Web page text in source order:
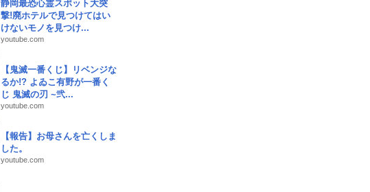
静岡最恐心霊スポット大突
撃!廃ホテルで見つけてはい
けないモノを見つけ...
youtube.com
【鬼滅一番くじ】リベンジな
るか!? よゐこ有野が一番く
じ 鬼滅の刃 ~弐...
youtube.com
【報告】お母さんを亡くしま
した。
youtube.com